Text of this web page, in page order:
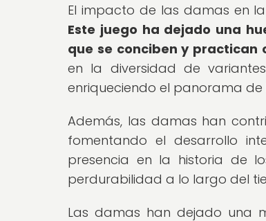
El impacto de las damas en
Este juego ha dejado una
que se conciben y practican
en la diversidad de
enriqueciendo el panorama de
Además, las damas han
fomentando el desarrollo
presencia en la historia de
perdurabilidad a lo largo del
Las damas han dejado una